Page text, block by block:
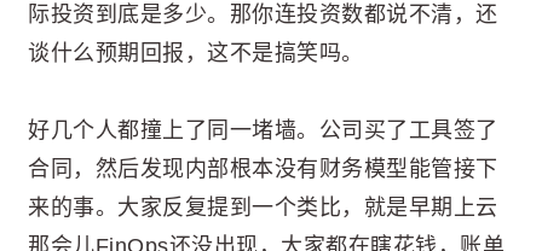
际投资到底是多少。那你连投资数都说不清，还
谈什么预期回报，这不是搞笑吗。
好几个人都撞上了同一堵墙。公司买了工具签了
合同，然后发现内部根本没有财务模型能管接下
来的事。大家反复提到一个类比，就是早期上云
那会儿FinOps还没出现，大家都在瞎花钱，账单